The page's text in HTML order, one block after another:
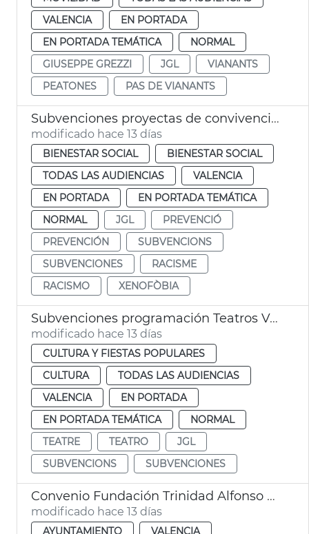
VALENCIA
EN PORTADA
EN PORTADA TEMÁTICA
NORMAL
GIUSEPPE GREZZI
JGL
VIANANTS
PEATONES
PAS DE VIANANTS
Subvenciones proyectas de convivencia intercultural y prevención del racismo
modificado hace 13 días
BIENESTAR SOCIAL
BIENESTAR SOCIAL
TODAS LAS AUDIENCIAS
VALENCIA
EN PORTADA
EN PORTADA TEMÁTICA
NORMAL
JGL
PREVENCIÓ
PREVENCIÓN
SUBVENCIONS
SUBVENCIONES
RACISME
RACISMO
XENOFÒBIA
Subvenciones programación Teatros València
modificado hace 13 días
CULTURA Y FIESTAS POPULARES
CULTURA
TODAS LAS AUDIENCIAS
VALENCIA
EN PORTADA
EN PORTADA TEMÁTICA
NORMAL
TEATRE
TEATRO
JGL
SUBVENCIONS
SUBVENCIONES
Convenio Fundación Trinidad Alfonso alumbrado ornamental Jardín del Turia
modificado hace 13 días
AYUNTAMIENTO
VALENCIA